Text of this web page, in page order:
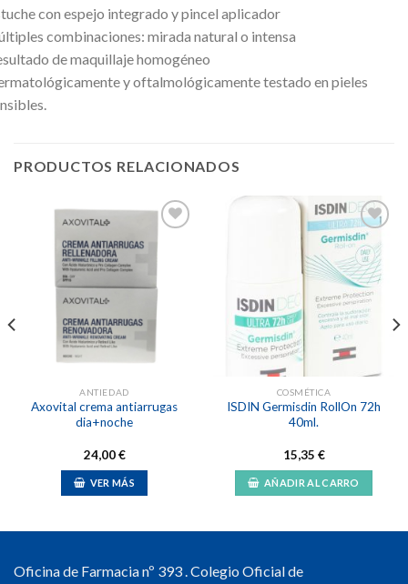
con espejo integrado y pincel aplicador
combinaciones: mirada natural o intensa
de maquillaje homogéneo
y oftalmológicamente testado en pieles
PRODUCTOS RELACIONADOS
ANTIEDAD
Axovital crema antiarrugas
dia+noche
24,00€
VER MÁS
Añadir
a la
lista de
deseos
COSMÉTICA
ISDIN Germisdin RollOn 72h
40ml.
15,35 €
AÑADIR AL CARRO
Oficina de Farmacia nº 393 . Colegio Oficial de